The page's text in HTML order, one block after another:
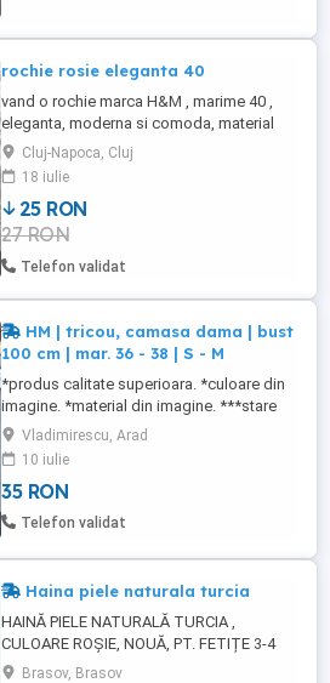
rochie rosie eleganta 40
vand o rochie marca H&M , marime 40 ,
eleganta, moderna si comoda, material
nesifonabil, culoare rosie foarte placuta,
nimic strident, material dantelat cu
caqptuseala de aceiasi culoare, nu este
transparenta, partea de sus are umerii goi
si se petrece in jurul gatului, circumferinta
la piept este ...
Cluj-Napoca, Cluj
18 iulie
25 RON
27 RON
Telefon validat
HM | tricou, camasa dama | bust
100 cm | mar. 36 - 38 | S - M
*produs calitate superioara. *culoare din
imagine. *material din imagine. ***stare
buna. produs utilizat. NU FAC SCHIMBURI
Vladimirescu, Arad
10 iulie
35 RON
Telefon validat
Haina piele naturala turcia
HAINĂ PIELE NATURALĂ TURCIA ,
CULOARE ROȘIE, NOUĂ, PT. FETIȚE 3-4
ANI. PREȚ 450 LEI. TEL.
Brasov, Brasov